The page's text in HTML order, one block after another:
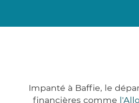
Impanté à Baffie, le
financières comme